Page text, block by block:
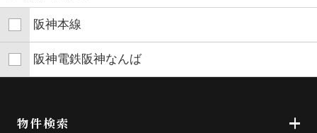
阪神本線
阪神電鉄阪神なんば
物件検索